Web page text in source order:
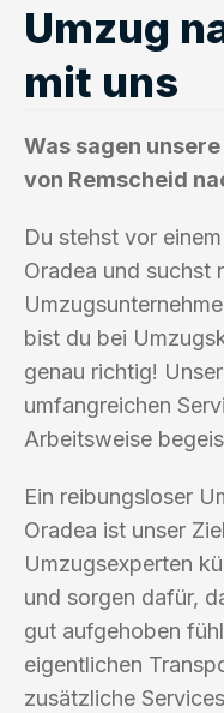
Umzug
mit uns
Was sagen
von Remscheid
Du stehst vor
Oradea und suchst
bist du bei
genau richtig!
umfangreichen
Arbeitsweise
Ein reibungsloser
Oradea ist unser
Umzugsexperten
und sorgen dafür,
gut aufgehoben
eigentlichen
zusätzliche